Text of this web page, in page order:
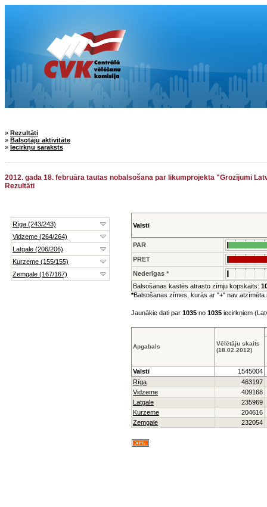
» Rezultāti
» Balsotāju aktivitāte
» Iecirkņu saraksts
2012. gada 18. februāra tautas nobalsošana par likumprojekta "Grozījumi
Rezultāti
Valstī
PAR
PRET
Nederīgas *
Balsošanas kastēs atrasto zīmju kopskaits:
*Balsošanas zīmes, kurās ar "+" nav atzīmēta
Jaunākie dati par 1035 no 1035 iecirkņiem
Apgabals
Vēlētāju skaits
(18.02.2012)
Valstī
1545004
Rīga
463197
Vidzeme
409168
Latgale
235969
Kurzeme
204616
Zemgale
232054